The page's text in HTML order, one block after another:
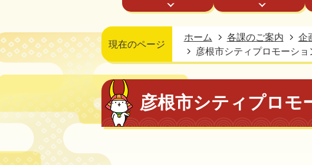
現在のページ
ホーム 各課のご案内 企
彦根市シティプロモーシ
彦根市シティプロモ